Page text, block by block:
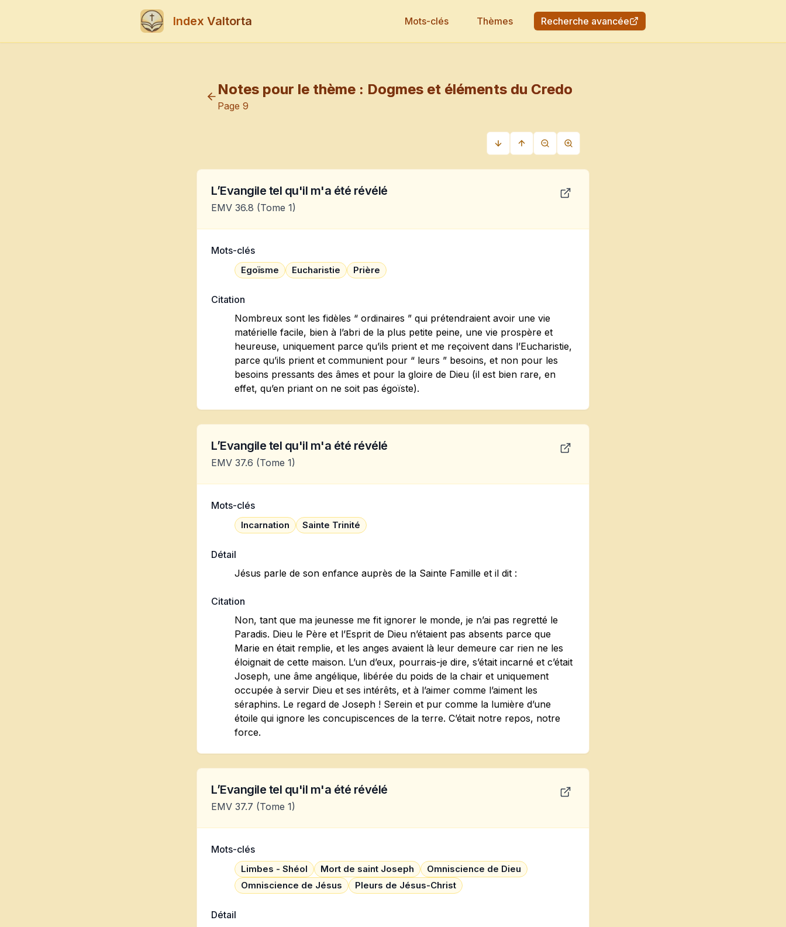
Index Valtorta Mots-clés Thèmes Recherche avancée
Notes pour le thème : Dogmes et éléments du Credo
Page 9
L’Evangile tel qu'il m'a été révélé
EMV 36.8 (Tome 1)
Mots-clés
Egoïsme Eucharistie Prière
Citation
Nombreux sont les fidèles “ ordinaires ” qui prétendraient avoir une vie
matérielle facile, bien à l’abri de la plus petite peine, une vie prospère et
heureuse, uniquement parce qu’ils prient et me reçoivent dans l’Eucharistie,
parce qu’ils prient et communient pour “ leurs ” besoins, et non pour les
besoins pressants des âmes et pour la gloire de Dieu (il est bien rare, en
effet, qu’en priant on ne soit pas égoïste).
L’Evangile tel qu'il m'a été révélé
EMV 37.6 (Tome 1)
Mots-clés
Incarnation Sainte Trinité
Détail
Jésus parle de son enfance auprès de la Sainte Famille et il dit :
Citation
Non, tant que ma jeunesse me fit ignorer le monde, je n’ai pas regretté le
Paradis. Dieu le Père et l’Esprit de Dieu n’étaient pas absents parce que
Marie en était remplie, et les anges avaient là leur demeure car rien ne les
éloignait de cette maison. L’un d’eux, pourrais-je dire, s’était incarné et c’était
Joseph, une âme angélique, libérée du poids de la chair et uniquement
occupée à servir Dieu et ses intérêts, et à l’aimer comme l’aiment les
séraphins. Le regard de Joseph ! Serein et pur comme la lu­mière d’une
étoile qui ignore les concupiscences de la terre. C’était notre repos, notre
force.
L’Evangile tel qu'il m'a été révélé
EMV 37.7 (Tome 1)
Mots-clés
Limbes - Shéol Mort de saint Joseph
Omniscience de Dieu
Omniscience de Jésus
Pleurs de Jésus-Christ
Détail